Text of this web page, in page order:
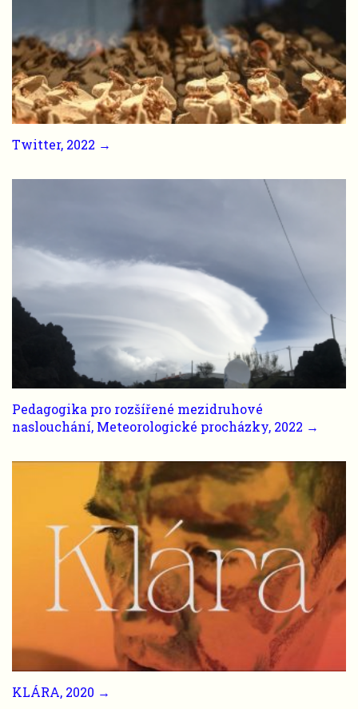
Twitter, 2022 →
Pedagogika pro rozšířené mezidruhové
naslouchání, Meteorologické procházky, 2022 →
KLÁRA, 2020 →